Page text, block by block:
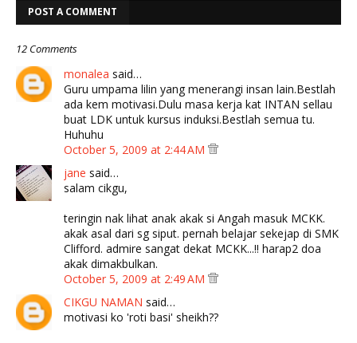
POST A COMMENT
12 Comments
monalea said…
Guru umpama lilin yang menerangi insan lain.Bestlah
ada kem motivasi.Dulu masa kerja kat INTAN sellau
buat LDK untuk kursus induksi.Bestlah semua tu.
Huhuhu
October 5, 2009 at 2:44 AM
jane said…
salam cikgu,
teringin nak lihat anak akak si Angah masuk MCKK.
akak asal dari sg siput. pernah belajar sekejap di SMK
Clifford. admire sangat dekat MCKK...!! harap2 doa
akak dimakbulkan.
October 5, 2009 at 2:49 AM
CIKGU NAMAN said…
motivasi ko 'roti basi' sheikh??